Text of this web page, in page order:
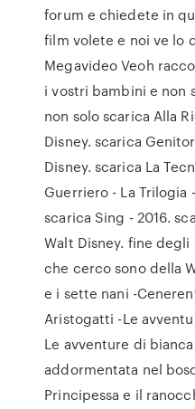
forum e chiedete in
film volete e noi ve lo
Megavideo Veoh
i vostri bambini e non
non solo scarica Alla
Disney. scarica
Disney. scarica La
Guerriero - La Trilogia
scarica Sing - 2016.
Walt Disney. fine degli
che cerco sono della
e i sette nani -
Aristogatti -Le
Le avventure di
addormentata nel
Principessa e il